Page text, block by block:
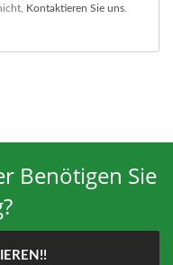
Kontaktieren Sie uns
Benötigen Sie